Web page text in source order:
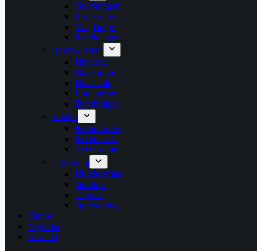
Gulvlamper
Loftlamper
Væglampe
Bordlamper
Have & Altan
Havesæt
Haveborde
Havestole
Loungesæt
Dyreboliger
Kontor
Kontorborde
Kontorstole
Arkivskabe
Indretning
Hundesofaer
Gardiner
Tæpper
Opbevaring
Om os
Nyheder
Kontakt